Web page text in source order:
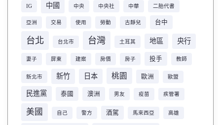
IG 中國 中央 中央社 中華 二胎代書
亞洲 交易 使用 勞動 古靜兒 台中
台北 台北市 台灣 土耳其 地區 央行
妻子 屏東 建案 房價 房子 投手 教師
新北市 新竹 日本 桃園 歐洲 歐盟
民進黨 泰國 澳洲 男友 疫苗 疾管署
美國 自己 警方 酒駕 馬來西亞 高雄